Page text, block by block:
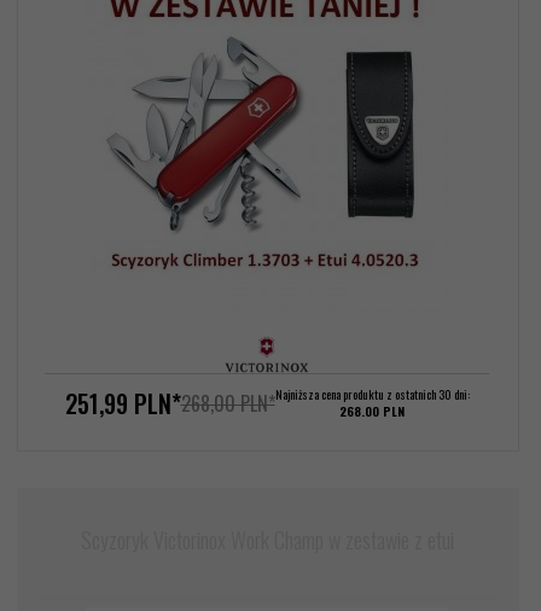
251,99 PLN*268,00 PLN*Najniższa cena produktu z ostatnich 30 dni:
268.00 PLN